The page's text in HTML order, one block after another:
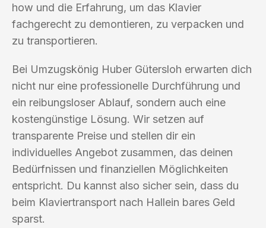
how und die Erfahrung, um das Klavier
fachgerecht zu demontieren, zu verpacken und
zu transportieren.
Bei Umzugskönig Huber Gütersloh erwarten dich
nicht nur eine professionelle Durchführung und
ein reibungsloser Ablauf, sondern auch eine
kostengünstige Lösung. Wir setzen auf
transparente Preise und stellen dir ein
individuelles Angebot zusammen, das deinen
Bedürfnissen und finanziellen Möglichkeiten
entspricht. Du kannst also sicher sein, dass du
beim Klaviertransport nach Hallein bares Geld
sparst.